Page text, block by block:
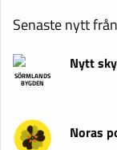
Senaste nytt
SÖRMLANDS
BYGDEN
Nytt
Noras